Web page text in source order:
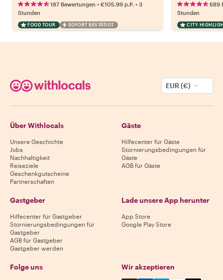
187 Bewertungen • €105.99 p.P. • 3
Stunden
FOOD TOUR SOFORT BESTÄTIGT
689
Stunden
CITY
EUR (€)
Über Withlocals
Unsere Geschichte
Jobs
Nachhaltigkeit
Reiseziele
Geschenkgutscheine
Partnerschaften
Gäste
Hilfecenter für Gäste
Stornierungsbedingungen für
Gäste
AGB für Gäste
Gastgeber
Hilfecenter für Gastgeber
Stornierungsbedingungen für
Gastgeber
AGB für Gastgeber
Gastgeber werden
Lade unsere App herunter
App Store
Google Play Store
Folge uns Wir akzeptieren